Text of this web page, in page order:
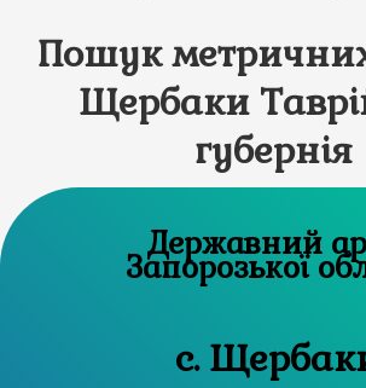
Пошук
Щербаки
губернія
Державний
Запорозької
с.